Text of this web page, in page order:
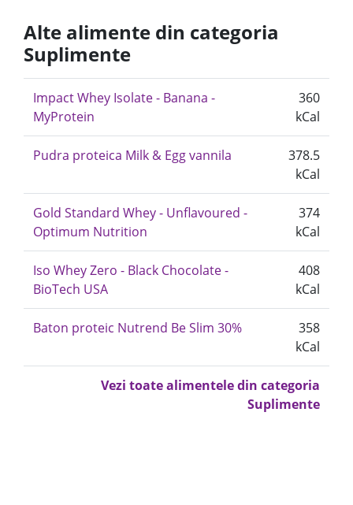
Alte alimente din categoria
Suplimente
Impact Whey Isolate - Banana -
MyProtein
360
kCal
Pudra proteica Milk & Egg vannila
378.5
kCal
Gold Standard Whey - Unflavoured -
Optimum Nutrition
374
kCal
Iso Whey Zero - Black Chocolate -
BioTech USA
408
kCal
Baton proteic Nutrend Be Slim 30%
358
kCal
Vezi toate alimentele din categoria
Suplimente